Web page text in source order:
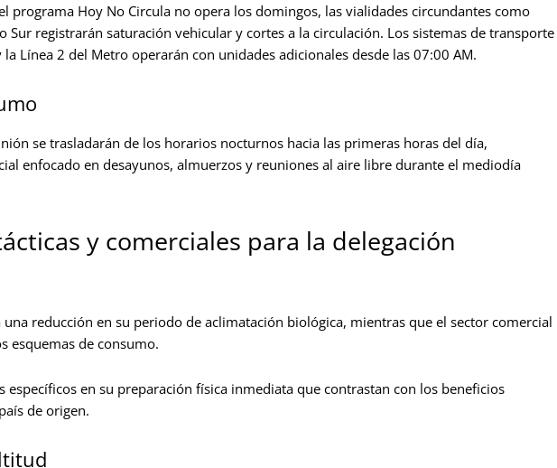
programa Hoy No Circula no opera los domingos, las vialidades circundantes como
Sur registrarán saturación vehicular y cortes a la circulación. Los sistemas de transporte
Línea 2 del Metro operarán con unidades adicionales desde las 07:00 AM.
se trasladarán de los horarios nocturnos hacia las primeras horas del día,
enfocado en desayunos, almuerzos y reuniones al aire libre durante el mediodía
y comerciales para la delegación
una reducción en su periodo de aclimatación biológica, mientras que el sector comercial
esquemas de consumo.
específicos en su preparación física inmediata que contrastan con los beneficios
de origen.